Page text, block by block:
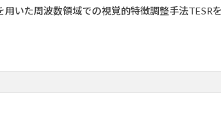
いた周波数領域での視覚的特徴調整手法TESRを